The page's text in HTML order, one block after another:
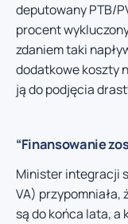
deputowany PTB/
procent
zdaniem taki
dodatkowe koszty
ją do podjęcia
“Finansowanie
Minister integracji
VA) przypomniała,
są do końca lata, a